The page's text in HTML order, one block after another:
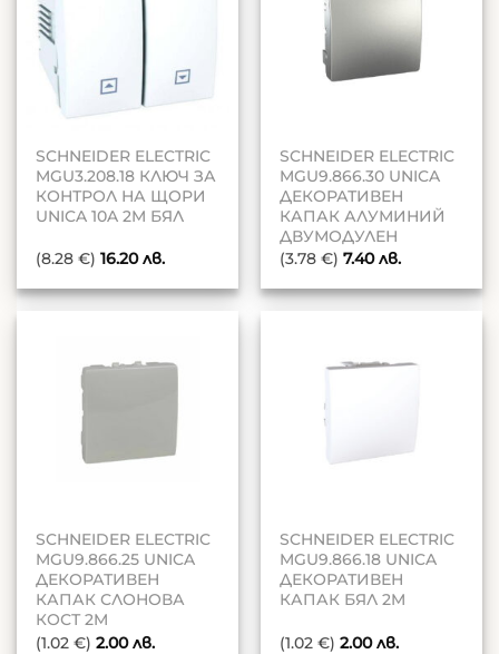
SCHNEIDER ELECTRIC
MGU3.208.18 КЛЮЧ ЗА
КОНТРОЛ НА ЩОРИ
UNICA 10A 2M БЯЛ
(8.28 €) 16.20лв.
SCHNEIDER ELECTRIC
MGU9.866.30 UNICA
ДЕКОРАТИВЕН
КАПАК АЛУМИНИЙ
ДВУМОДУЛЕН
(3.78 €) 7.40лв.
SCHNEIDER ELECTRIC
MGU9.866.25 UNICA
ДЕКОРАТИВЕН
КАПАК СЛОНОВА
КОСТ 2M
(1.02 €) 2.00лв.
SCHNEIDER ELECTRIC
MGU9.866.18 UNICA
ДЕКОРАТИВЕН
КАПАК БЯЛ 2M
(1.02 €) 2.00лв.